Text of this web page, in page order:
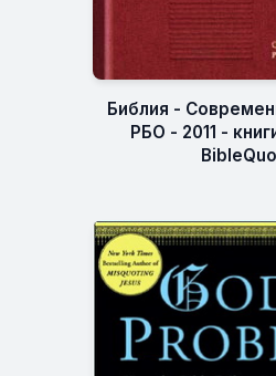
Библия -
РБО - 2011 -